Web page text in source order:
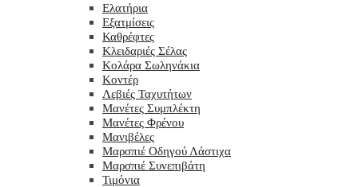
Ελατήρια
Εξατμίσεις
Καθρέφτες
Κλειδαριές Σέλας
Κολάρα Σωληνάκια
Κοντέρ
Λεβιές Ταχυτήτων
Μανέτες Συμπλέκτη
Μανέτες Φρένου
Μανιβέλες
Μαρσπιέ Οδηγού Λάστιχα
Μαρσπιέ Συνεπιβάτη
Τιμόνια